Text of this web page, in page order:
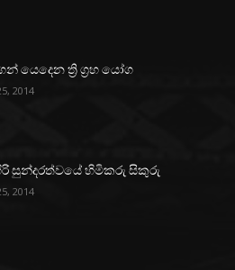
යෙදෙන ත්‍රි ග්‍රහ යෝග
2014
සුන්දරත්වයේ හිමිකරු සිකුරු
2014